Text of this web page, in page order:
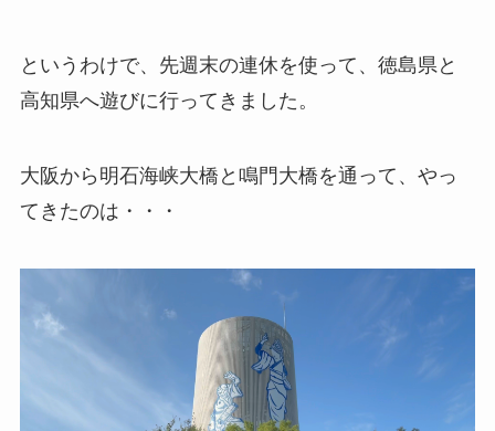
というわけで、先週末の連休を使って、徳島県と
高知県へ遊びに行ってきました。
大阪から明石海峡大橋と鳴門大橋を通って、やっ
てきたのは・・・